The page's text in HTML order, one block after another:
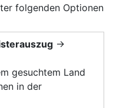
folgenden Optionen
→
gesuchtem Land
in der